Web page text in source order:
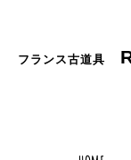
フランス古道具